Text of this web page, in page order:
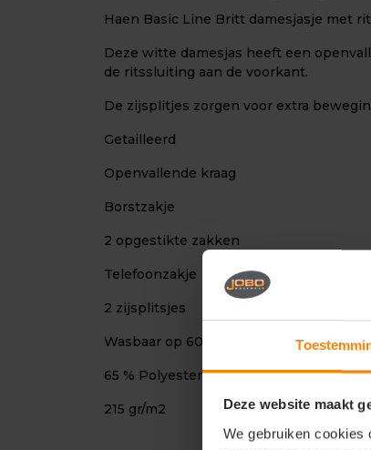
Deze website maakt
We gebruiken cookies
Haen Basic Line Britt damesjasje met
Deze witte damesjas heeft een
de ritssluiting aan de voorkant.
De zijsplitjes zorgen voor extra
Getailleerd
Openvallende kraag
Borstzakje
2 opgestikte zakken
Telefoonzakje
2 zijsplitsjes
Wasbaar op 60 graden
65 % Polyester / 35 % Katoen
215 gr/m2